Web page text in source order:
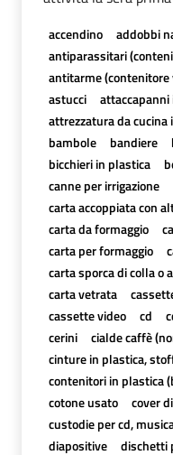
accendino addobbi
antiparassitari
antitarme (contenitore
astucci
attrezzatura da cucina
bambole
bandiere
bicchieri in plastica
canne per irrigazione
carta accoppiata con
carta da formaggio
carta per formaggio
carta sporca di colla o
carta vetrata
cassette video
cd
cerini
cialde caffè
cinture in plastica,
contenitori in plastica
cotone usato
cover
custodie per cd,
diapositive
dischetti